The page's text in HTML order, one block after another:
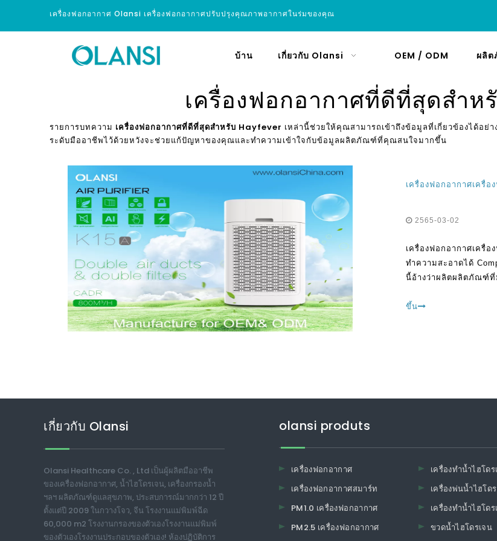
เครื่องฟอกอากาศ Olansi เครื่องฟอกอากาศปรับปรุงคุณภาพอากาศในร่มของคุณ
บ้าน เกี่ยวกับ Olansi OEM / ODM ผลิ
เครื่องฟอกอากาศที่ดีที่สุดสำห
รายการบทความ เครื่องฟอกอากาศที่ดีที่สุดสำหรับ Hayfever เหล่านี้ช่วยให้คุณสามารถเข้าถึงข้อมูลที่เกี่ยวข้องได้อย่าง
ระดับมืออาชีพไว้ด้วยหวังจะช่วยแก้ปัญหาของคุณและทำความเข้าใจกับข้อมูลผลิตภัณฑ์ที่คุณสนใจมากขึ้น
2565-03-02
เครื่องฟอกอากาศเครื่
ทำความสะอาดได้
นี้อ้างว่าผลิตผลิตภัณฑ์ที่
ขึ้น
เกี่ยวกับ Olansi
Olansi Healthcare Co. , Ltd เป็นผู้ผลิตมืออาชีพ
ของเครื่องฟอกอากาศ, น้ำไฮโดรเจน, เครื่องกรองน้ำ
ฯลฯ ผลิตภัณฑ์ดูแลสุขภาพ, ประสบการณ์มากกว่า 12 ปี
ตั้งแต่ปี 2009 ในกวางโจว, จีน โรงงานแม่พิมพ์ฉีด
60,000 m2 โรงงานกรองของตัวเองโรงงานแม่พิมพ์
ของตัวเองโรงงานประกอบของตัวเอง! ห้องปฏิบัติการ
olansi produts
เครื่องฟอกอากาศ
เครื่องฟอกอากาศสมาร์ท
PM1.0 เครื่องฟอกอากาศ
PM2.5 เครื่องฟอกอากาศ
เครื่องทำน้ำไฮโดร
เครื่องพ่นน้ำไฮโด
เครื่องทำน้ำไฮโดร
ขวดน้ำไฮโดรเจน